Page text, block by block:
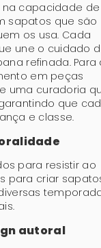
capacidade de
sapatos que são
os usa. Cada
une o cuidado
refinada. Para
em peças
uma curadoria
que
e classe.
para resistir ao
para criar
autoral